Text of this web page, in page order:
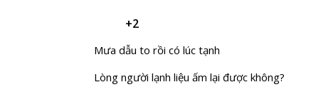
+2
Mưa dẫu to rồi có lúc tạnh
Lòng người lạnh liệu ấm lại được không?